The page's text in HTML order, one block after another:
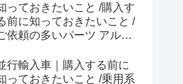
っておきたいこと /購入す
前に知っておきたいこと /
依頼の多いパーツ アルピ
カスタム・チューニング
ーツも何とかなる！②
行輸入車｜購入する前に
っておきたいこと /乗用系